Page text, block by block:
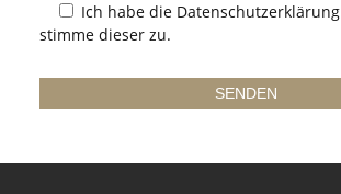
Ich habe die Datenschutzerklärung
stimme dieser zu.